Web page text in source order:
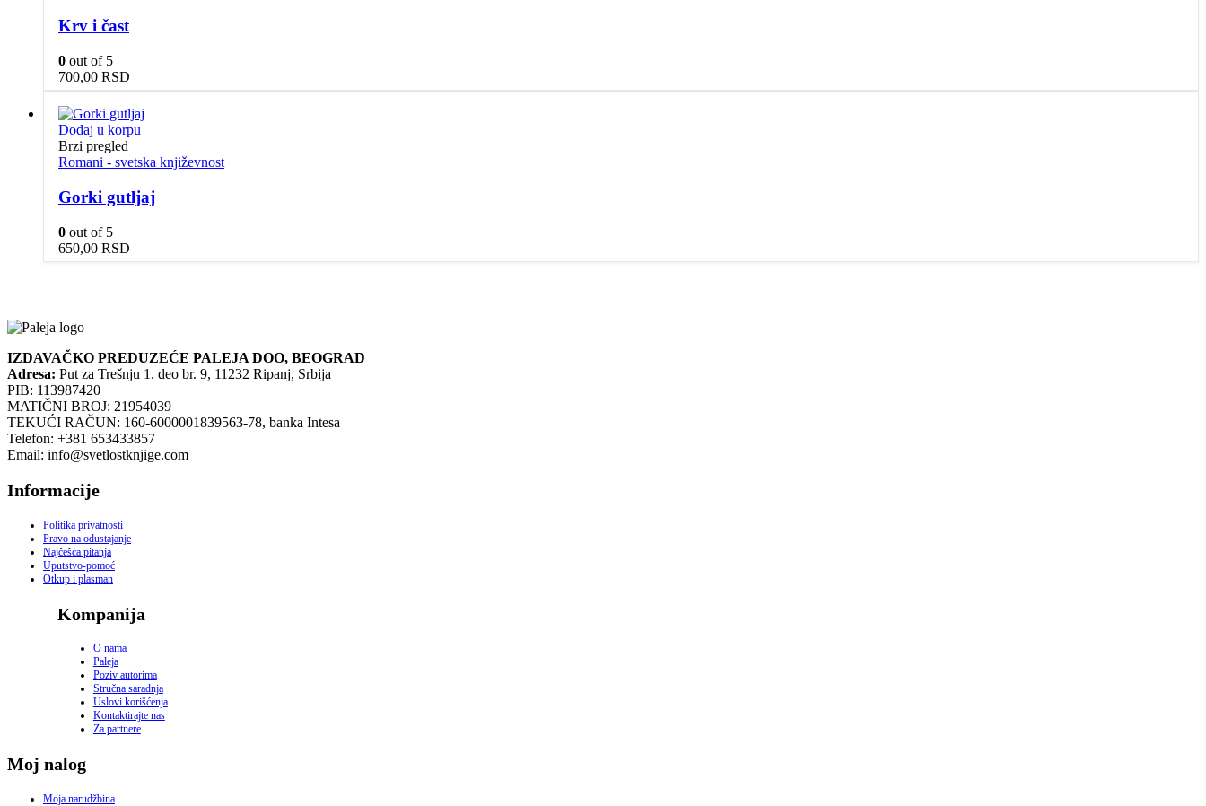
Krv i čast
0 out of 5
700,00 RSD
Dodaj u korpu
Brzi pregled
Romani - svetska književnost
Gorki gutljaj
0 out of 5
650,00 RSD
IZDAVAČKO PREDUZEĆE PALEJA DOO, BEOGRAD
Adresa: Put za Trešnju 1. deo br. 9, 11232 Ripanj, Srbija
PIB: 113987420
MATIČNI BROJ: 21954039
TEKUĆI RAČUN: 160-6000001839563-78, banka Intesa
Telefon: +381 653433857
Email: info@svetlostknjige.com
Informacije
Politika privatnosti
Pravo na odustajanje
Najčešća pitanja
Uputstvo-pomoć
Otkup i plasman
Kompanija
O nama
Paleja
Poziv autorima
Stručna saradnja
Uslovi korišćenja
Kontaktirajte nas
Za partnere
Moj nalog
Moja narudžbina